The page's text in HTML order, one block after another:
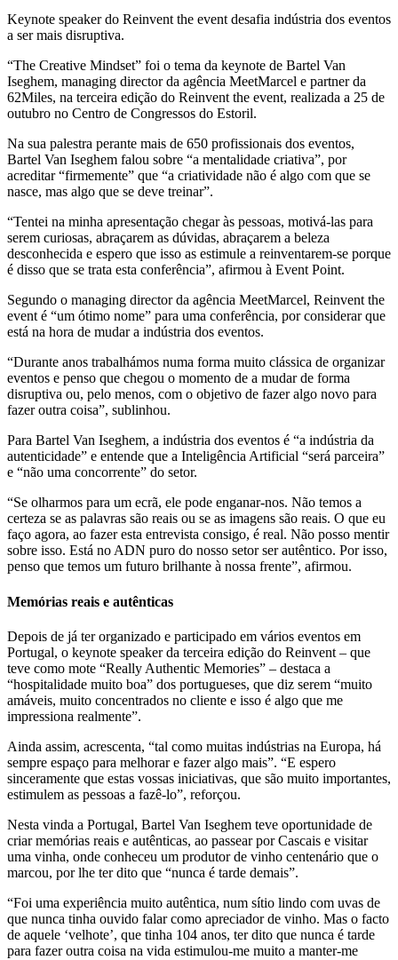
Keynote speaker do Reinvent the event desafia indústria dos eventos
a ser mais disruptiva.
“The Creative Mindset” foi o tema da keynote de Bartel Van
Iseghem, managing director da agência MeetMarcel e partner da
62Miles, na terceira edição do Reinvent the event, realizada a 25 de
outubro no Centro de Congressos do Estoril.
Na sua palestra perante mais de 650 profissionais dos eventos,
Bartel Van Iseghem falou sobre “a mentalidade criativa”, por
acreditar “firmemente” que “a criatividade não é algo com que se
nasce, mas algo que se deve treinar”.
“Tentei na minha apresentação chegar às pessoas, motivá-las para
serem curiosas, abraçarem as dúvidas, abraçarem a beleza
desconhecida e espero que isso as estimule a reinventarem-se porque
é disso que se trata esta conferência”, afirmou à Event Point.
Segundo o managing director da agência MeetMarcel, Reinvent the
event é “um ótimo nome” para uma conferência, por considerar que
está na hora de mudar a indústria dos eventos.
“Durante anos trabalhámos numa forma muito clássica de organizar
eventos e penso que chegou o momento de a mudar de forma
disruptiva ou, pelo menos, com o objetivo de fazer algo novo para
fazer outra coisa”, sublinhou.
Para Bartel Van Iseghem, a indústria dos eventos é “a indústria da
autenticidade” e entende que a Inteligência Artificial “será parceira”
e “não uma concorrente” do setor.
“Se olharmos para um ecrã, ele pode enganar-nos. Não temos a
certeza se as palavras são reais ou se as imagens são reais. O que eu
faço agora, ao fazer esta entrevista consigo, é real. Não posso mentir
sobre isso. Está no ADN puro do nosso setor ser autêntico. Por isso,
penso que temos um futuro brilhante à nossa frente”, afirmou.
Memórias reais e autênticas
Depois de já ter organizado e participado em vários eventos em
Portugal, o keynote speaker da terceira edição do Reinvent – que
teve como mote “Really Authentic Memories” – destaca a
“hospitalidade muito boa” dos portugueses, que diz serem “muito
amáveis, muito concentrados no cliente e isso é algo que me
impressiona realmente”.
Ainda assim, acrescenta, “tal como muitas indústrias na Europa, há
sempre espaço para melhorar e fazer algo mais”. “E espero
sinceramente que estas vossas iniciativas, que são muito importantes,
estimulem as pessoas a fazê-lo”, reforçou.
Nesta vinda a Portugal, Bartel Van Iseghem teve oportunidade de
criar memórias reais e autênticas, ao passear por Cascais e visitar
uma vinha, onde conheceu um produtor de vinho centenário que o
marcou, por lhe ter dito que “nunca é tarde demais”.
“Foi uma experiência muito autêntica, num sítio lindo com uvas de
que nunca tinha ouvido falar como apreciador de vinho. Mas o facto
de aquele ‘velhote’, que tinha 104 anos, ter dito que nunca é tarde
para fazer outra coisa na vida estimulou-me muito a manter-me